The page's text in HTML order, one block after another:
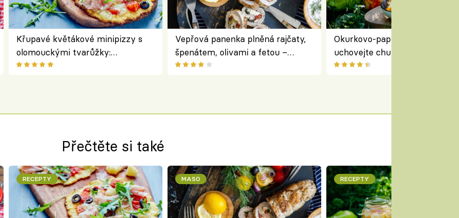
Křupavé květákové minipizzy s
olomouckými tvarůžky:
bezlepkový oběd s typicky
Vepřová panenka plněná rajčaty,
špenátem, olivami a fetou –
perfektní středomořský recept na
Okurkovo-papriková čalamáda
uchovejte chuť letní zeleniny
zimu
Přečtěte si také
RECEPTY MASO RECEPTY